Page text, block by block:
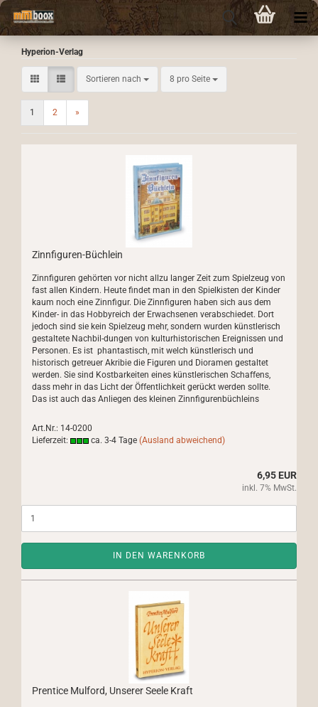
Hyperion-Verlag
Sortieren nach
Sortieren nach 8 pro Seite
pro Seite
1 2 »
Zinnfiguren-Büchlein
Zinnfiguren gehörten vor nicht allzu langer Zeit zum Spielzeug von
fast allen Kindern. Heute findet man in den Spielkisten der Kinder
kaum noch eine Zinnfigur. Die Zinnfiguren haben sich aus dem
Kinder- in das Hobbyreich der Erwachsenen verabschiedet. Dort
jedoch sind sie kein Spielzeug mehr, sondern wurden künstlerisch
gestaltete Nachbil-dungen von kulturhistorischen Ereignissen und
Personen. Es ist phantastisch, mit welch künstlerisch und
historisch getreuer Akribie die Figuren und Dioramen gestaltet
werden. Sie sind Kostbarkeiten eines künstlerischen Schaffens,
dass mehr in das Licht der Öffentlichkeit gerückt werden sollte.
Das ist auch das Anliegen des kleinen Zinnfigurenbüchleins
Art.Nr.: 14-0200
Lieferzeit:
ca. 3-4 Tage (Ausland abweichend)
6,95 EUR
inkl. 7% MwSt.
IN DEN WARENKORB
Prentice Mulford, Unserer Seele Kraft